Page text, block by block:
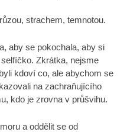
strachem, temnotou.
aby se pokochala, aby si
Zkrátka, nejsme
kdoví co, ale abychom se
na zachraňujícího
kdo je zrovna v průšvihu.
a oddělit se od